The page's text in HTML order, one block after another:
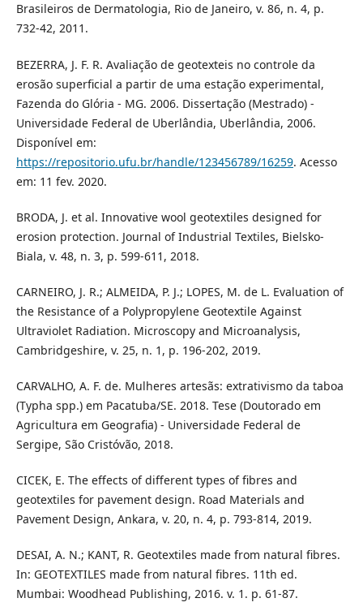
Brasileiros de Dermatologia, Rio de Janeiro, v. 86, n. 4, p.
732-42, 2011.
BEZERRA, J. F. R. Avaliação de geotexteis no controle da
erosão superficial a partir de uma estação experimental,
Fazenda do Glória - MG. 2006. Dissertação (Mestrado) -
Universidade Federal de Uberlândia, Uberlândia, 2006.
Disponível em:
https://repositorio.ufu.br/handle/123456789/16259. Acesso
em: 11 fev. 2020.
BRODA, J. et al. Innovative wool geotextiles designed for
erosion protection. Journal of Industrial Textiles, Bielsko-
Biala, v. 48, n. 3, p. 599-611, 2018.
CARNEIRO, J. R.; ALMEIDA, P. J.; LOPES, M. de L. Evaluation of
the Resistance of a Polypropylene Geotextile Against
Ultraviolet Radiation. Microscopy and Microanalysis,
Cambridgeshire, v. 25, n. 1, p. 196-202, 2019.
CARVALHO, A. F. de. Mulheres artesãs: extrativismo da taboa
(Typha spp.) em Pacatuba/SE. 2018. Tese (Doutorado em
Agricultura em Geografia) - Universidade Federal de
Sergipe, São Cristóvão, 2018.
CICEK, E. The effects of different types of fibres and
geotextiles for pavement design. Road Materials and
Pavement Design, Ankara, v. 20, n. 4, p. 793-814, 2019.
DESAI, A. N.; KANT, R. Geotextiles made from natural fibres.
In: GEOTEXTILES made from natural fibres. 11th ed.
Mumbai: Woodhead Publishing, 2016. v. 1. p. 61-87.